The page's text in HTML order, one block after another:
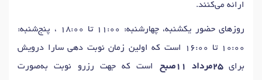
دکتر درمان اختلالات اضطرابی و استرس
دکترهراس اجتماعیدر تهران دکتراختلال غذا خوردندر تهران
دکتراضطراب های فکریدر تهران
دکتر افسردگی های مزمن و شدیددر تهران دکترروابط شغلیدر تهران
ارائه می‌کنند.
روزهای حضور یکشنبه، چهارشنبه: 11:00 تا 18:00 ، پنج‌شنبه:
10:00 تا 16:00 است که اولین زمان نوبت دهی سارا درویش
برای25مرداد 11صبح
است که جهت رزرو نوبت به‌صورت